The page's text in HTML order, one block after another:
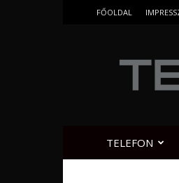
FŐOLDAL
TELEFON